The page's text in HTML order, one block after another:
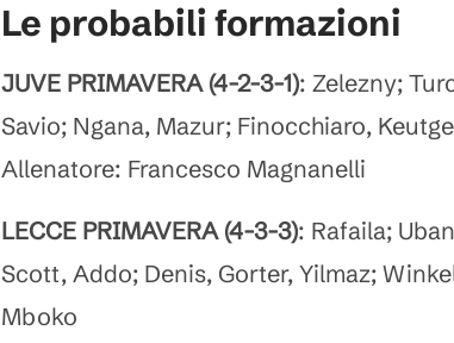
Le probabili formazioni
JUVE PRIMAVERA (4-2-3-1): Zelezny;
Savio; Ngana, Mazur; Finocchiaro,
Allenatore: Francesco Magnanelli
LECCE PRIMAVERA (4-3-3): Rafaila;
Scott, Addo; Denis, Gorter, Yilmaz;
Mboko